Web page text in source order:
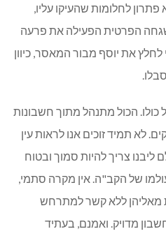
לחלומות שהעיקו עליו,
הפרטית הפעילה את פרעה
את יוסף מבור המאסר, כיוון
הכול מתנהל מתוך חשבונות
לא תמיד זוכים אנו לראות עין
ליבנו צריך להיות סמוך ובטוח
של הקב"ה. אין מקרה סתמי,
מאליהן ללא קשר למתרחש
מדויק. ואמנם, בעתיד